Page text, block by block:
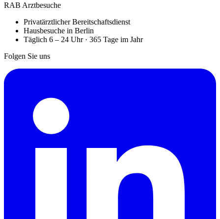
RAB Arztbesuche
Privatärztlicher Bereitschaftsdienst
Hausbesuche in Berlin
Täglich 6 – 24 Uhr · 365 Tage im Jahr
Folgen Sie uns